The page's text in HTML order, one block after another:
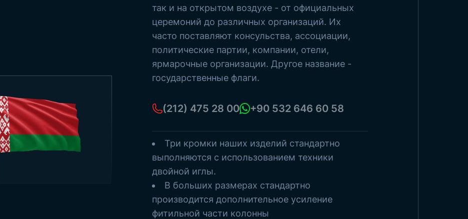
Старые турецкие государства
Смотреть все товары
так и на открытом воздухе - от официальных
церемоний до различных организаций. Их
часто поставляют консульства, ассоциации,
политические партии, компании, отели,
ярмарочные организации. Другое название -
государственные флаги.
(212) 475 28 00 +90 532 646 60 58
Три кромки наших изделий стандартно
выполняются с использованием техники
двойной иглы.
В больших размерах стандартно
производится дополнительное усиление
фитильной части колонны
Просмотреть товары